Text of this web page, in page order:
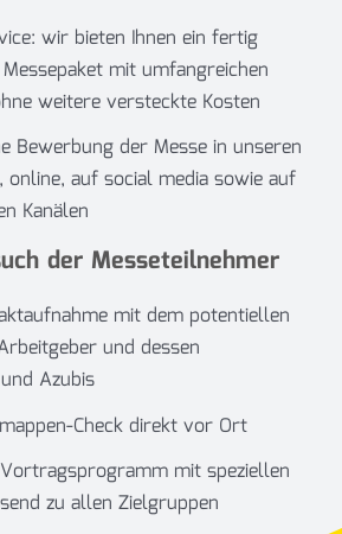
wir bieten Ihnen ein fertig
mit umfangreichen
weitere versteckte Kosten
Bewerbung der Messe in unseren
online, auf social media sowie auf
Kanälen
der Messeteilnehmer
mit dem potentiellen
und dessen
Azubis
Check direkt vor Ort
mit speziellen
zu allen Zielgruppen